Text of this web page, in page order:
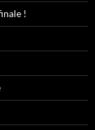
!